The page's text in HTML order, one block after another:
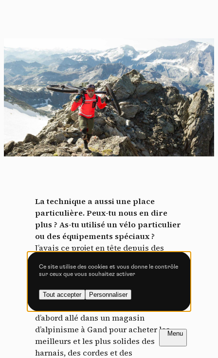
FR NL
La technique a aussi une place
particulière. Peux-tu nous en dire
plus ? As-tu utilisé un vélo particulier
ou des équipements spéciaux ?
J’avais ce projet en tête depuis des
claires sur ce dont j’avais besoin. Mais
nouvelles questions qui surgissent dès
d’abord allé dans un magasin
d’alpinisme à Gand pour acheter les
meilleurs et les plus solides des
harnais, des cordes et des
Panneau de gestion des
cookies
En autorisant ces services tiers, vous acceptez le dépôt et la
lecture de cookies et l'utilisation de technologies de suivi
nécessaires à leur bon fonctionnement.
Politique de confidentialité
Tout accepter Tout refuser
Vidéos
Les services de partage de vidéo permettent d'enrichir
le site de contenu multimédia et augmentent sa
visibilité.
Vimeo interdit -Ce service peut déposer
Autoriser Interdire
YouTube interdit -
déposer 4 cookies.
Autoriser Interdire
Ce site utilise des cookies et vous donne le contrôle
sur ceux que vous souhaitez activer
Tout accepter Personnaliser